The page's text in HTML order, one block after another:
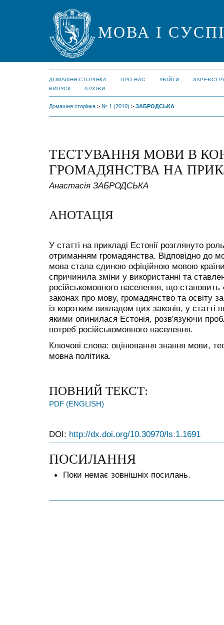
МОВА І
ДОМАШНЯ СТОРІНКА ПРО НАС УВІЙТИ
ВИПУСК
АРХІВИ
Домашня сторінка > № 1 (2010) > ЗАБРОДСЬКА
ТЕСТУВАННЯ МОВИ В
ГРОМАДЯНСТВА НА
Анастасія ЗАБРОДСЬКА
АНОТАЦІЯ
У статті на прикладі Естонії розглянуто
отриманням громадянства. Відповідно до
мова стала єдиною офіційною мовою
спричинила зміни у використанні та
російськомовного населення, що
законах про мову, громадянство та освіту
із коротким викладом цих законів, у
якими опинилася Естонія, розв'язуючи
потреб російськомовного населення.
Ключові слова: оцінювання знання мови,
мовна політика.
ПОВНИЙ ТЕКСТ:
PDF (ENGLISH)
DOI: http://dx.doi.org/10.30970/ls.1.1691
ПОСИЛАННЯ
Поки немає зовнішніх посилань.